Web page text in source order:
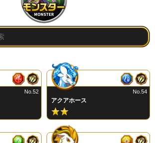
No.52
アクアホース
No.54